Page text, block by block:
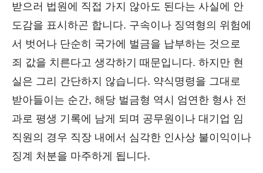
받으러 법원에 직접 가지 않아도 된다는 사실에 안
도감을 표시하곤 합니다. 구속이나 징역형의 위험에
서 벗어나 단순히 국가에 벌금을 납부하는 것으로
죄 값을 치른다고 생각하기 때문입니다. 하지만 현
실은 그리 간단하지 않습니다. 약식명령을 그대로
받아들이는 순간, 해당 벌금형 역시 엄연한 형사 전
과로 평생 기록에 남게 되며 공무원이나 대기업 임
직원의 경우 직장 내에서 심각한 인사상 불이익이나
징계 처분을 마주하게 됩니다.